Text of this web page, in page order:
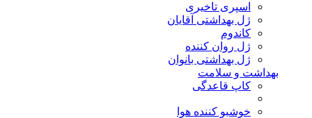
اسپری تاخیری
ژل بهداشتی آقایان
کاندوم
ژل روان کننده
ژل بهداشتی بانوان
بهداشت و سلامت
کاپ قاعدگی
خوشبو کننده هوا